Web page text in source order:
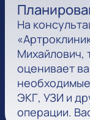
На
Михайлович,
оценивает
ЭКГ, УЗИ и
операции.